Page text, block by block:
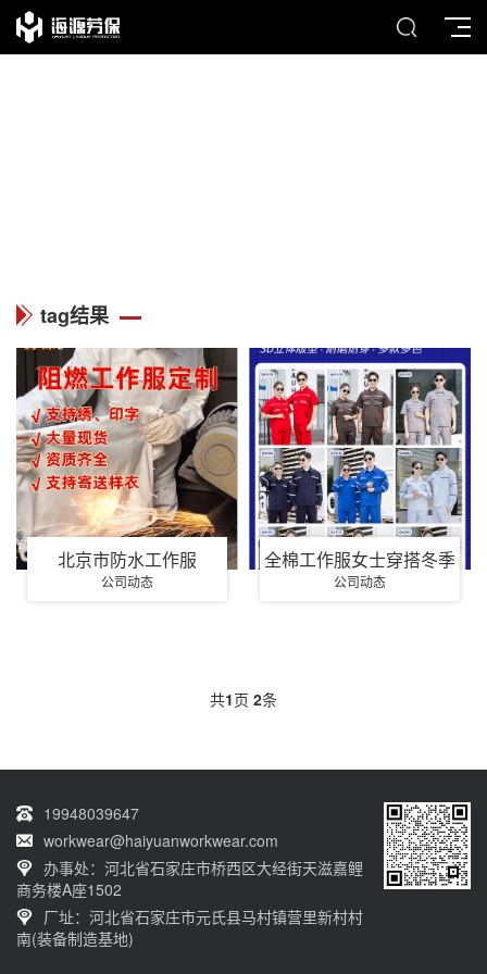
tag结果
北京市防水工作服
公司动态
全棉工作服女士穿搭冬季
公司动态
共1页 2条
19948039647
workwear@haiyuanworkwear.com
办事处：河北省石家庄市桥西区大经街天滋嘉鲤
商务楼A座1502
厂址：河北省石家庄市元氏县马村镇营里新村村
南(装备制造基地)